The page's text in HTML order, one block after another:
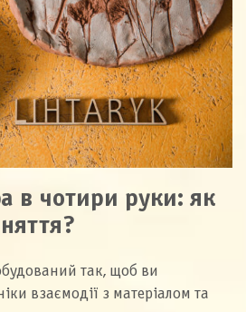
в чотири руки: як
так, щоб ви
взаємодії з матеріалом та